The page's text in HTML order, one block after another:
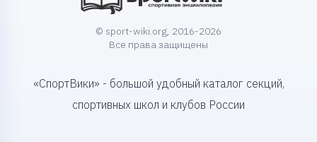
© sport-wiki.org, 2016-2026
Все права защищены
«СпортВики» - большой удобный каталог секций,
спортивных школ и клубов России